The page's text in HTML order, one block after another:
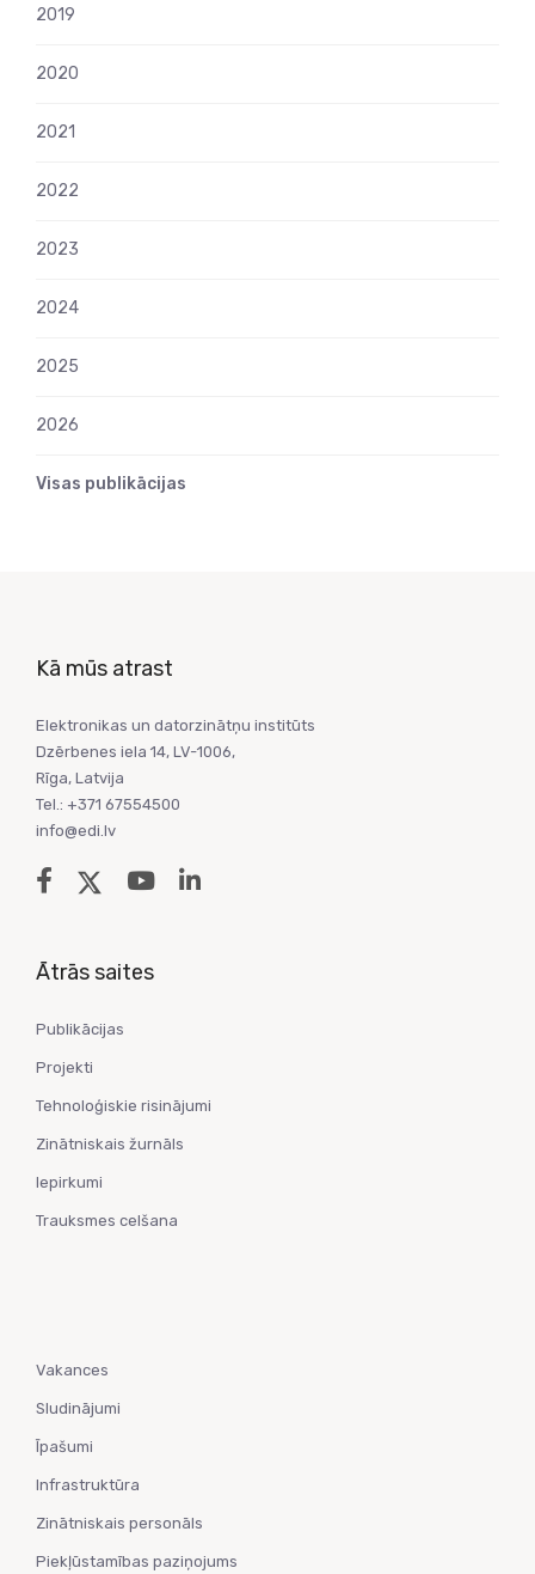
2019
2020
2021
2022
2023
2024
2025
2026
Visas publikācijas
Kā mūs atrast
Elektronikas un datorzinātņu institūts
Dzērbenes iela 14, LV-1006,
Rīga, Latvija
Tel.: +371 67554500
info@edi.lv
Ātrās saites
Publikācijas
Projekti
Tehnoloģiskie risinājumi
Zinātniskais žurnāls
Iepirkumi
Trauksmes celšana
Vakances
Sludinājumi
Īpašumi
Infrastruktūra
Zinātniskais personāls
Piekļūstamības paziņojums